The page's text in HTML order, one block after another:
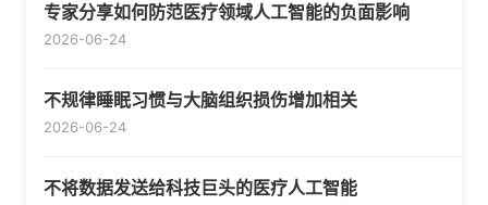
专家分享如何防范医疗领域人工智能的负面影响
2026-06-24
不规律睡眠习惯与大脑组织损伤增加相关
2026-06-24
不将数据发送给科技巨头的医疗人工智能